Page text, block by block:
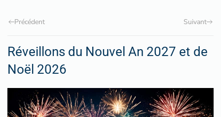
Précédent Suivant
Réveillons du Nouvel An 2027 et de
Noël 2026